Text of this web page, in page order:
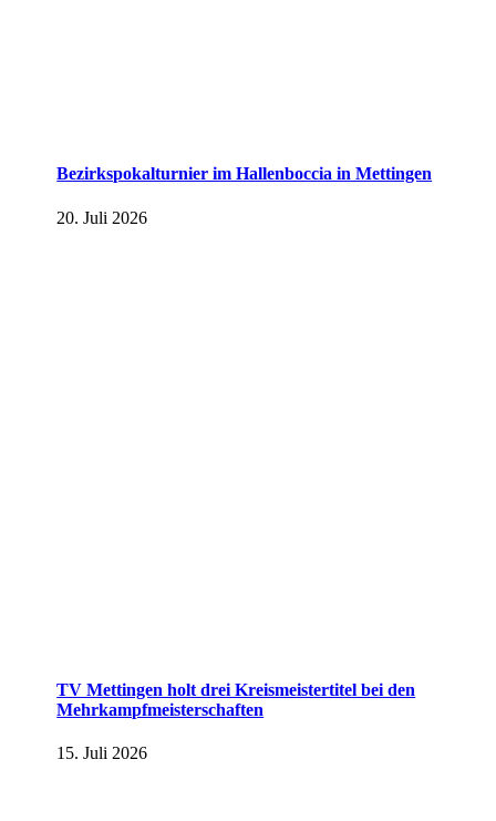
Bezirkspokalturnier im Hallenboccia in Mettingen
20. Juli 2026
TV Mettingen holt drei Kreismeistertitel bei den
Mehrkampfmeisterschaften
15. Juli 2026